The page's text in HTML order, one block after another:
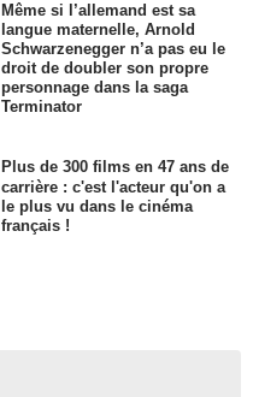
Même si l’allemand est sa
langue maternelle, Arnold
Schwarzenegger n’a pas eu le
droit de doubler son propre
personnage dans la saga
Terminator
Plus de 300 films en 47 ans de
carrière : c'est l'acteur qu'on a
le plus vu dans le cinéma
français !